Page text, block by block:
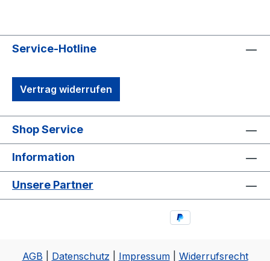
Service-Hotline
Vertrag widerrufen
Shop Service
Information
Unsere Partner
AGB Datenschutz Impressum| Widerrufsrecht